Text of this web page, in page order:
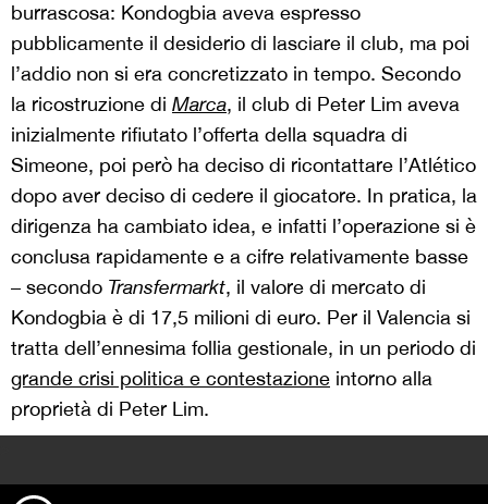
burrascosa: Kondogbia aveva espresso
pubblicamente il desiderio di lasciare il club, ma poi
l’addio non si era concretizzato in tempo. Secondo
la ricostruzione di Marca, il club di Peter Lim aveva
inizialmente rifiutato l’offerta della squadra di
Simeone, poi però ha deciso di ricontattare l’Atlético
dopo aver deciso di cedere il giocatore. In pratica, la
dirigenza ha cambiato idea, e infatti l’operazione si è
conclusa rapidamente e a cifre relativamente basse
– secondo Transfermarkt, il valore di mercato di
Kondogbia è di 17,5 milioni di euro. Per il Valencia si
tratta dell’ennesima follia gestionale, in un periodo di
grande crisi politica e contestazione intorno alla
proprietà di Peter Lim.